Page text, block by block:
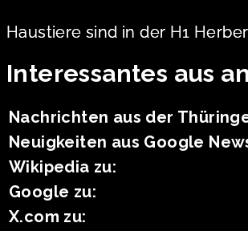
Haustiere sind in der H1
Interessantes aus
Nachrichten aus der
Neuigkeiten aus Google
Wikipedia zu:
Google zu:
X.com zu: